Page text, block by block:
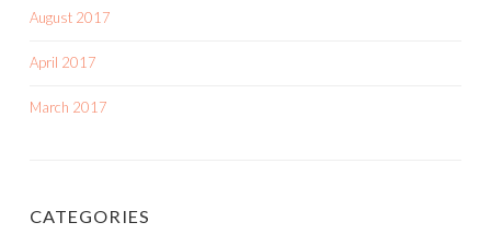
August 2017
April 2017
March 2017
CATEGORIES